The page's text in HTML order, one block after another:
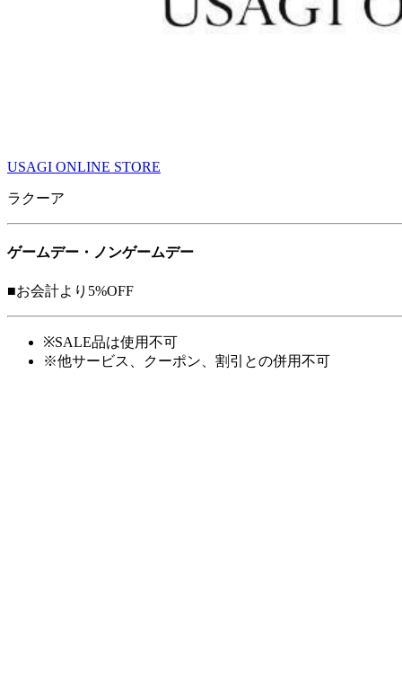
USAGI ONLINE STORE
ラクーア
ゲームデー・ノンゲームデー
■お会計より 5%OFF
※SALE品は使用不可
※他サービス、クーポン、割引との併用不可